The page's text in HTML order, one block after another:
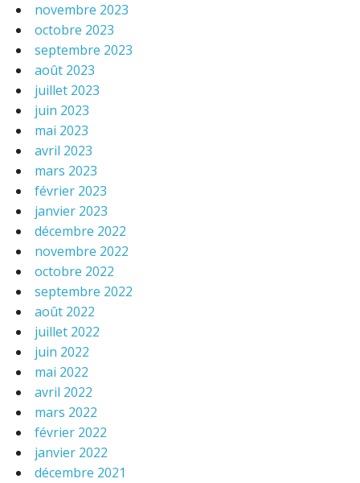
novembre 2023
octobre 2023
septembre 2023
août 2023
juillet 2023
juin 2023
mai 2023
avril 2023
mars 2023
février 2023
janvier 2023
décembre 2022
novembre 2022
octobre 2022
septembre 2022
août 2022
juillet 2022
juin 2022
mai 2022
avril 2022
mars 2022
février 2022
janvier 2022
décembre 2021